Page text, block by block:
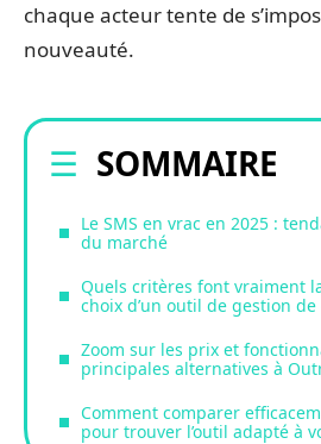
chaque acteur tente de
nouveauté.
SOMMAIRE
Le SMS en vrac en 2025 :
du marché
Quels critères font vraiment
choix d’un outil de gestion de
Zoom sur les prix et
principales alternatives à
Comment comparer
pour trouver l’outil adapté à